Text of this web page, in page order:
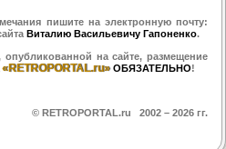
пишите на электронную почту:
Виталию Васильевичу Гапоненко.
на сайте, размещение
ОБЯЗАТЕЛЬНО!
© RETROPORTAL.ru 2002 – 2026 гг.